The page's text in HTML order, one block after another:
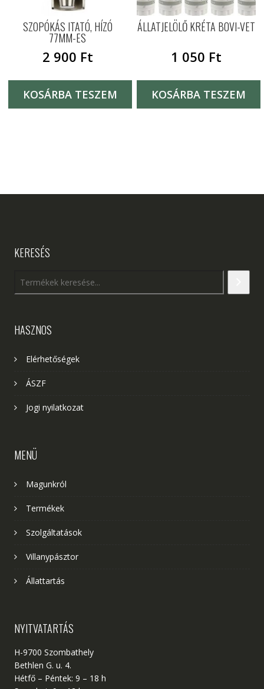
SZOPÓKÁS ITATÓ, HÍZÓ
77MM-ES
2 900 Ft
KOSÁRBA TESZEM
ÁLLATJELÖLŐ KRÉTA BOVI-VET
1 050 Ft
KOSÁRBA TESZEM
KERESÉS
HASZNOS
Elérhetőségek
ÁSZF
Jogi nyilatkozat
MENÜ
Magunkról
Termékek
Szolgáltatások
Villanypásztor
Állattartás
NYITVATARTÁS
H-9700 Szombathely
Bethlen G. u. 4.
Hétfő – Péntek: 9 – 18 h